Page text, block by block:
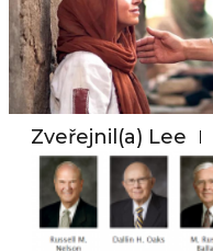
Zveřejnil(a) Lee